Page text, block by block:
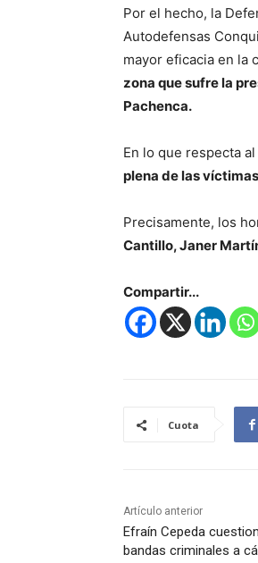
Por el hecho, la
Autodefensas
mayor eficacia en la
zona que sufre la
Pachenca.
En lo que respecta
plena de las
Precisamente, los
Cantillo, Janer
Compartir...
Cuota
Artículo anterior
Efraín Cepeda
bandas criminales a